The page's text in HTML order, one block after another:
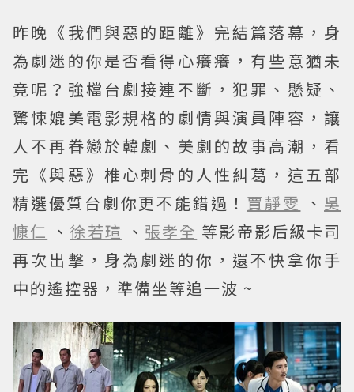
昨晚《我們與惡的距離》完結篇落幕，身
為劇迷的你是否看得心癢癢，有些意猶未
竟呢？強檔台劇接連不斷，犯罪、懸疑、
驚悚媲美電影規格的劇情與演員陣容，讓
人不再眷戀於韓劇、美劇的故事高潮，看
完《與惡》椎心刺骨的人性糾葛，這五部
精選優質台劇你更不能錯過！ 賈靜雯 、 吳
慷仁 、徐若瑄 、 張孝全 等影帝影后級卡司
再次出擊，身為劇迷的你，還不快拿你手
中的遙控器，準備坐等追一波 ~